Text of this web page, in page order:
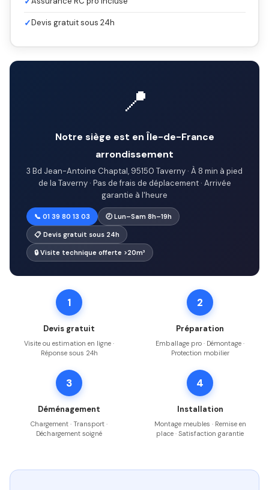
✓Devis gratuit sous 24h
📍
Notre siège est en Île-de-France
arrondissement
3 Bd Jean-Antoine Chaptal, 95150 Taverny · À 8 min à pied
de la Taverny · Pas de frais de déplacement · Arrivée
garantie à l'heure
📞 01 39 80 13 03 🕗 Lun–Sam 8h–19h
📋 Devis gratuit sous 24h
🔒 Visite technique offerte >20m³
1
Devis gratuit
Visite ou estimation en ligne ·
Réponse sous 24h
2
Préparation
Emballage pro · Démontage ·
Protection mobilier
3
Déménagement
Chargement · Transport ·
Déchargement soigné
4
Installation
Montage meubles · Remise en
place · Satisfaction garantie